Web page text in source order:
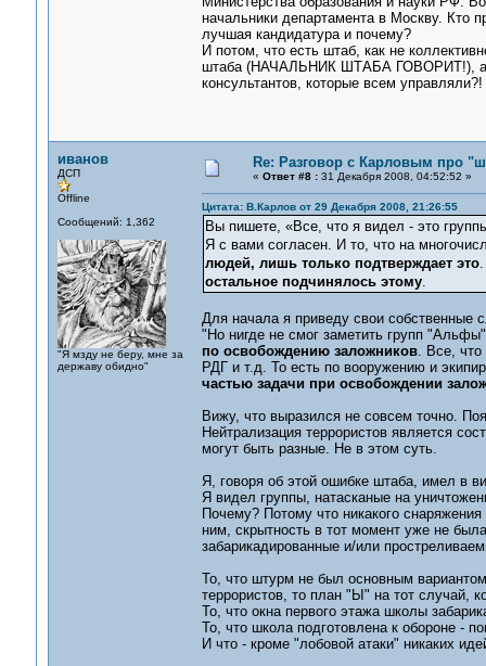
начальники департамента в Москву. Кто
лучшая кандидатура и почему?
И потом, что есть штаб, как не
штаба (НАЧАЛЬНИК ШТАБА ГОВОРИТ!), а
консультантов, которые всем
иванов
ДСП
Offline
Сообщений: 1,362
"Я мзду не беру, мне за
державу обидно"
Re: Разговор с Карловым про
« Ответ #8 :31 Декабря 2008, 04:52:52 »
Цитата: В.Карлов от 29 Декабря 2008, 21:26:55
Вы пишете, «Все, что я видел - это
Я с вами согласен. И то, что на
людей, лишь только подтверждает это.
остальное подчинялось этому.
Для начала я приведу свои собственные
"Но нигде не смог заметить групп
по освобождению заложников. Все,
РДГ и т.д. То есть по вооружению и
частью задачи при освобождении
Вижу, что выразился не совсем точно.
Нейтрализация террористов является
могут быть разные. Не в этом суть.
Я, говоря об этой ошибке штаба, имел в
Я видел группы, натасканые на
Почему? Потому что никакого
ним, скрытность в тот момент уже не
забарикадированные и/или
То, что штурм не был основным
террористов, то план "Ы" на тот случай,
То, что окна первого этажа школы
То, что школа подготовлена к обороне -
И что - кроме "лобовой атаки" никаких